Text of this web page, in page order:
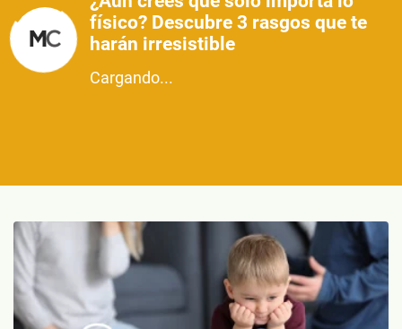
físico? Descubre 3 rasgos que te
harán irresistible
Cargando...